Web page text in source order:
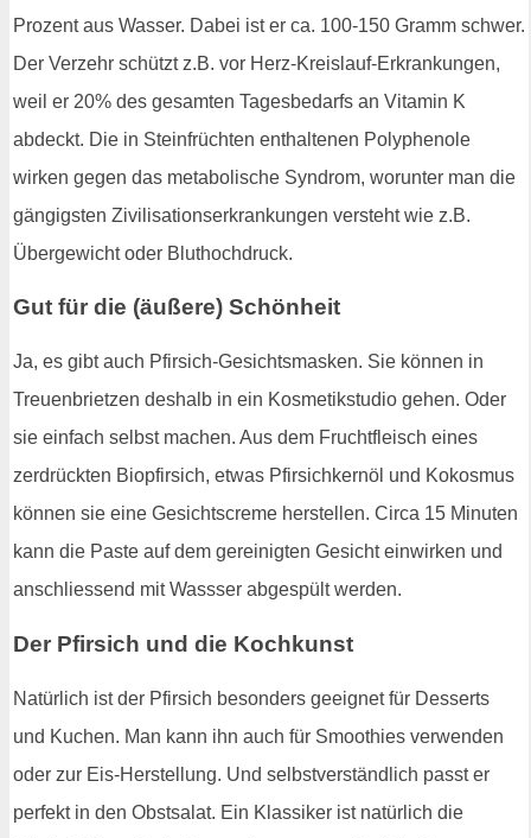
Prozent aus Wasser. Dabei ist er ca. 100-150 Gramm schwer.
Der Verzehr schützt z.B. vor Herz-Kreislauf-Erkrankungen,
weil er 20% des gesamten Tagesbedarfs an Vitamin K
abdeckt. Die in Steinfrüchten enthaltenen Polyphenole
wirken gegen das metabolische Syndrom, worunter man die
gängigsten Zivilisationserkrankungen versteht wie z.B.
Übergewicht oder Bluthochdruck.
Gut für die (äußere) Schönheit
Ja, es gibt auch Pfirsich-Gesichtsmasken. Sie können in
Treuenbrietzen deshalb in ein Kosmetikstudio gehen. Oder
sie einfach selbst machen. Aus dem Fruchtfleisch eines
zerdrückten Biopfirsich, etwas Pfirsichkernöl und Kokosmus
können sie eine Gesichtscreme herstellen. Circa 15 Minuten
kann die Paste auf dem gereinigten Gesicht einwirken und
anschliessend mit Wassser abgespült werden.
Der Pfirsich und die Kochkunst
Natürlich ist der Pfirsich besonders geeignet für Desserts
und Kuchen. Man kann ihn auch für Smoothies verwenden
oder zur Eis-Herstellung. Und selbstverständlich passt er
perfekt in den Obstsalat. Ein Klassiker ist natürlich die